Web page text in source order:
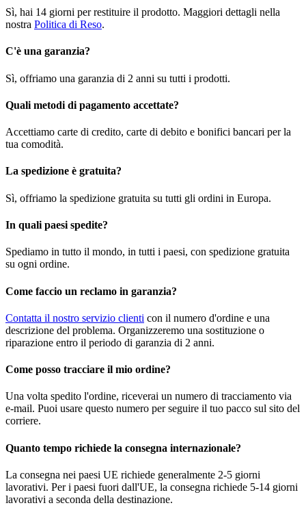
Sì, hai 14 giorni per restituire il prodotto. Maggiori dettagli nella
nostra Politica di Reso.
C'è una garanzia?
Sì, offriamo una garanzia di 2 anni su tutti i prodotti.
Quali metodi di pagamento accettate?
Accettiamo carte di credito, carte di debito e bonifici bancari per la
tua comodità.
La spedizione è gratuita?
Sì, offriamo la spedizione gratuita su tutti gli ordini in Europa.
In quali paesi spedite?
Spediamo in tutto il mondo, in tutti i paesi, con spedizione gratuita
su ogni ordine.
Come faccio un reclamo in garanzia?
Contatta il nostro servizio clienti con il numero d'ordine e una
descrizione del problema. Organizzeremo una sostituzione o
riparazione entro il periodo di garanzia di 2 anni.
Come posso tracciare il mio ordine?
Una volta spedito l'ordine, riceverai un numero di tracciamento via
e-mail. Puoi usare questo numero per seguire il tuo pacco sul sito del
corriere.
Quanto tempo richiede la consegna internazionale?
La consegna nei paesi UE richiede generalmente 2-5 giorni
lavorativi. Per i paesi fuori dall'UE, la consegna richiede 5-14 giorni
lavorativi a seconda della destinazione.